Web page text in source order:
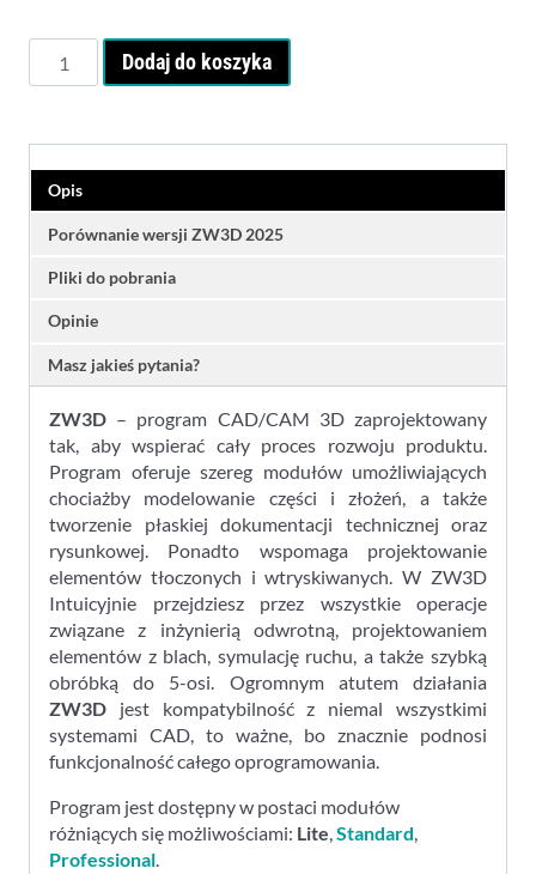
ZW3D
licencja
bezterminowa
Dodaj do koszyka
Opis
Porównanie wersji ZW3D 2025
Pliki do pobrania
Opinie
Masz jakieś pytania?
ZW3D – program CAD/CAM 3D zaprojektowany
tak, aby wspierać cały proces rozwoju produktu.
Program oferuje szereg modułów umożliwiających
chociażby modelowanie części i złożeń, a także
tworzenie płaskiej dokumentacji technicznej oraz
rysunkowej. Ponadto wspomaga projektowanie
elementów tłoczonych i wtryskiwanych. W ZW3D
Intuicyjnie przejdziesz przez wszystkie operacje
związane z inżynierią odwrotną, projektowaniem
elementów z blach, symulację ruchu, a także szybką
obróbką do 5-osi. Ogromnym atutem działania
ZW3D jest kompatybilność z niemal wszystkimi
systemami CAD, to ważne, bo znacznie podnosi
funkcjonalność całego oprogramowania.
Program jest dostępny w postaci modułów
różniących się możliwościami: Lite,Standard,
Professional.